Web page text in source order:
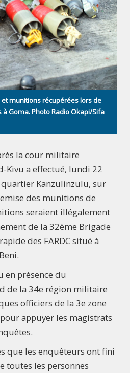
munitions récupérées lors de
Goma. Photo Radio Okapi/Sifa
la cour militaire
Kivu a effectué, lundi 22
Kanzulinzulu, sur
des munitions de
seraient illégalement
de la 32ème Brigade
des FARDC situé à
en présence du
de la 34e région militaire
officiers de la 3e zone
appuyer les magistrats
que les enquêteurs ont fini
toutes les personnes